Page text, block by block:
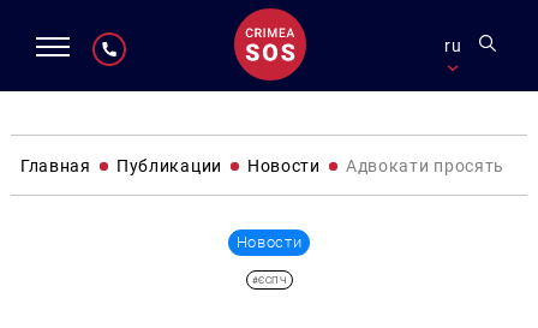
ru
Главная Публикации Новости Адвокати просять,
Новости
#ЄСПЧ